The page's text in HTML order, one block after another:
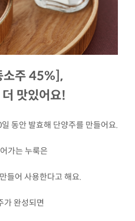
소주 45%],
맛있어요!
동안 발효해 단양주를 만들어요.
가는 누룩은
들어 사용한다고 해요.
가 완성되면